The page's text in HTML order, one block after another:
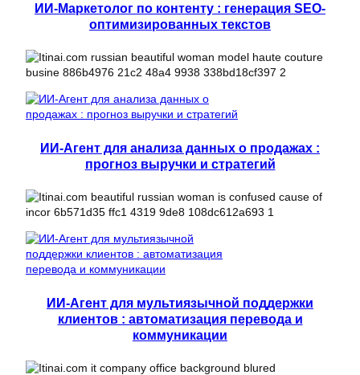
ИИ-Маркетолог по контенту : генерация SEO-
оптимизированных текстов
ИИ-Агент для анализа данных о продажах :
прогноз выручки и стратегий
ИИ-Агент для мультиязычной поддержки
клиентов : автоматизация перевода и
коммуникации